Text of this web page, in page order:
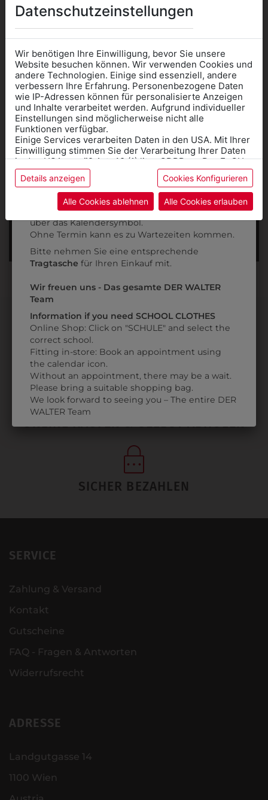
INFORMATIONSFOLDER
INFORMATIONSFOLDER
FÜR DIE FW 2. KLASSE
INFORMATIONSFOLDER
PERSÖNLICHER SERVICE
ONLINE KAUFEN & SELBST ABHOLEN
SICHER BEZAHLEN
SERVICE
Zahlung & Versand
Kontakt
Gutscheine
FAQ - Fragen & Antworten
Widerrufsrecht
ADRESSE
Landgutgasse 14
1100 Wien
Informationen wenn Sie
Kleidung
für die SCHULE
benötigen
Online Shop: Klick auf SCHULE in der
Kategorie und die richtige Schule auswählen.
AnprobeVorort im Geschäft: Termin buchen
über das Kalendersymbol.
Ohne Termin kann es zu Wartezeiten kommen.
Bitte nehmen Sie eine entsprechende
Tragtasche für Ihren Einkauf mit.
Wir freuen uns - Das gesamte DER WALTER
Team
Information if you need SCHOOL CLOTHES
Online Shop: Click on "SCHULE" and select the
correct school.
Fitting in-store: Book an appointment using
the calendar icon.
Without an appointment, there may be a wait.
Please bring a suitable shopping bag.
We look forward to seeing you – The entire DER
WALTER Team
Datenschutzeinstellungen
Wir benötigen Ihre Einwilligung, bevor Sie unsere
Website besuchen können. Wir verwenden Cookies und
andere Technologien. Einige sind essenziell, andere
verbessern Ihre Erfahrung. Personenbezogene Daten
wie IP-Adressen können für personalisierte Anzeigen
und Inhalte verarbeitet werden. Aufgrund individueller
Einstellungen sind möglicherweise nicht alle
Funktionen verfügbar.
Einige Services verarbeiten Daten in den USA. Mit Ihrer
Einwilligung stimmen Sie der Verarbeitung Ihrer Daten
in den USA gemäß Art. 49 (1) lit. a GDPR zu. Der EuGH
stuft die USA als Land mit unzureichendem Datenschutz
ein, und es besteht das Risiko, dass US-Behörden
Daten ohne Klagemöglichkeit für Europäer überwachen.
Datenschutzerklärungbzw. im
Details anzeigen Cookies Konfigurieren
Alle Cookies ablehnen Alle Cookies erlauben